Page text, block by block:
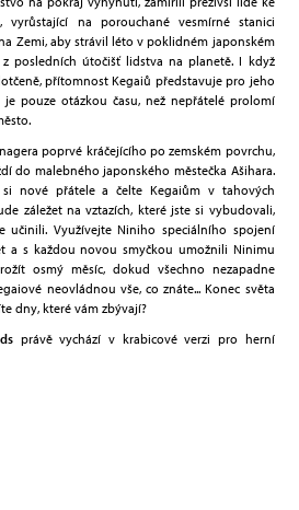
vyrůstající na porouchané vesmírné stanici
na Zemi, aby strávil léto v poklidném japonském
posledních útočišť lidstva na planetě. I když
přítomnost Kegaiů představuje pro jeho
pouze otázkou času, než nepřátelé prolomí
poprvé kráčejícího po zemském povrchu,
do malebného japonského městečka Ašihara.
nové přátele a čelte Kegaiům v tahových
záležet na vztazích, které jste si vybudovali,
učinili. Využívejte Niniho speciálního spojení
a s každou novou smyčkou umožnili Ninimu
osmý měsíc, dokud všechno nezapadne
neovládnou vše, co znáte... Konec světa
dny, které vám zbývají?
právě vychází v krabicové verzi pro herní